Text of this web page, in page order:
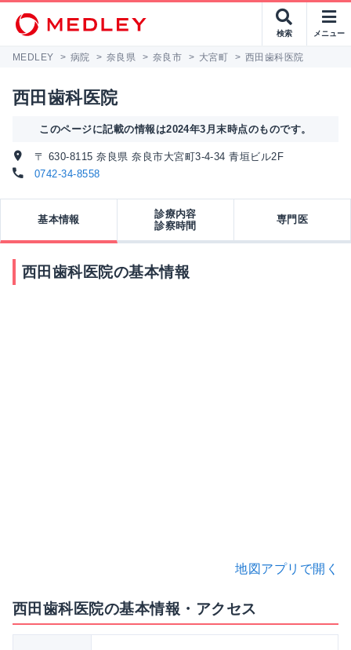
検索 メニュー
MEDLEY > 病院 > 奈良県 > 奈良市 > 大宮町 > 西田歯科医院
西田歯科医院
このページに記載の情報は2024年3月末時点のものです。
〒 630-8115 奈良県 奈良市大宮町3-4-34 青垣ビル2F
0742-34-8558
基本情報
診療内容
診察時間
専門医
西田歯科医院の基本情報
地図アプリで開く
西田歯科医院の基本情報・アクセス